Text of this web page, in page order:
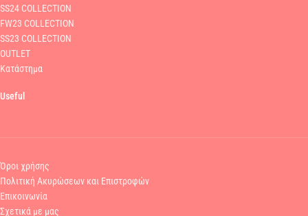
SS24 COLLECTION
FW23 COLLECTION
SS23 COLLECTION
OUTLET
Κατάστημα
Useful
Όροι χρήσης
Πολιτική Ακυρώσεων και Επιστροφών
Επικοινωνία
Σχετικά με μας